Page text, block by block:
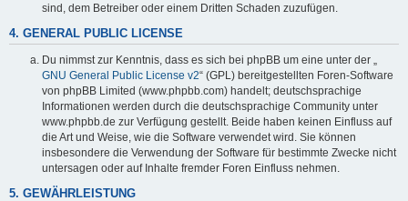
sind, dem Betreiber oder einem Dritten Schaden zuzufügen.
4. GENERAL PUBLIC LICENSE
Du nimmst zur Kenntnis, dass es sich bei phpBB um eine unter der „
GNU General Public License v2“ (GPL) bereitgestellten Foren-Software
von phpBB Limited (www.phpbb.com) handelt; deutschsprachige
Informationen werden durch die deutschsprachige Community unter
www.phpbb.de zur Verfügung gestellt. Beide haben keinen Einfluss auf
die Art und Weise, wie die Software verwendet wird. Sie können
insbesondere die Verwendung der Software für bestimmte Zwecke nicht
untersagen oder auf Inhalte fremder Foren Einfluss nehmen.
5. GEWÄHRLEISTUNG